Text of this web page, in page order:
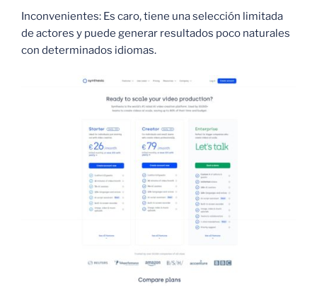
Inconvenientes: Es caro, tiene una selección limitada
de actores y puede generar resultados poco naturales
con determinados idiomas.